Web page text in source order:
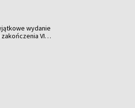
wydanie
VI